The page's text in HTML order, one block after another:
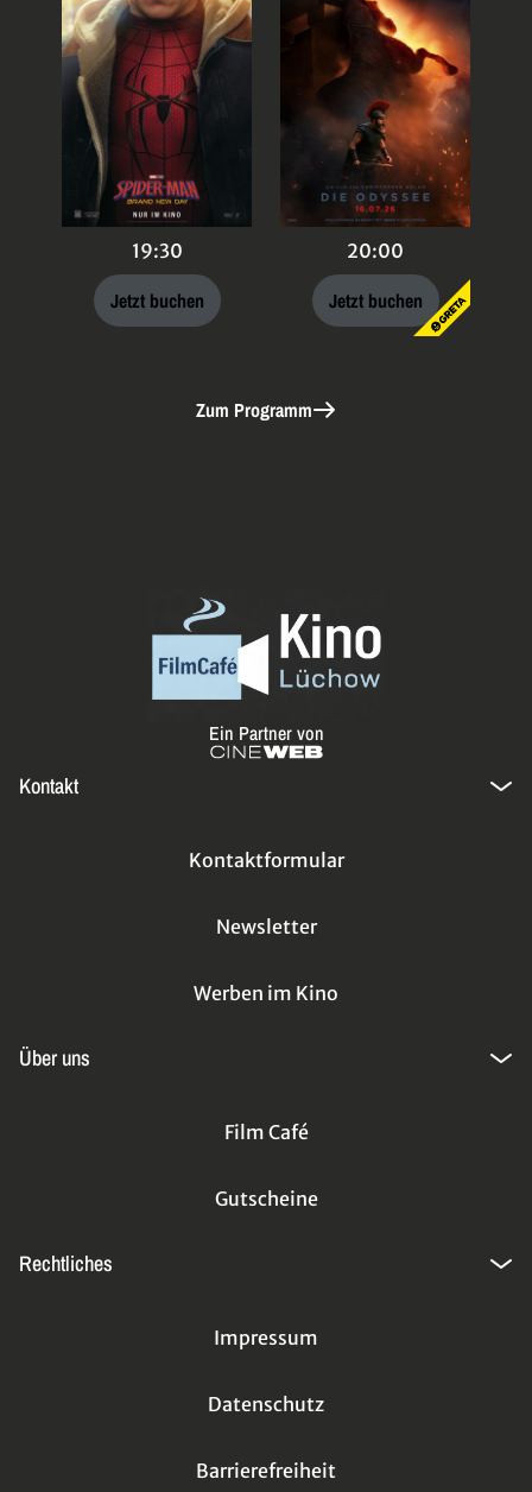
19:30
Jetzt buchen
20:00
Jetzt buchen
Zum Programm
Ein Partner von
Kontakt
Kontaktformular
Newsletter
Werben im Kino
Über uns
Film Café
Gutscheine
Rechtliches
Impressum
Datenschutz
Barrierefreiheit